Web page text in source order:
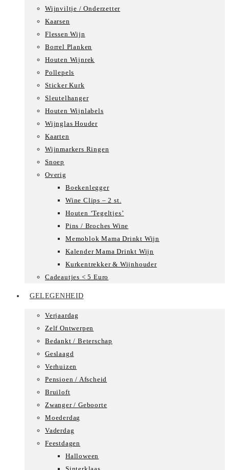
Wijnviltje / Onderzetter
Kaarsen
Flessen Wijn
Borrel Planken
Houten Wijnrek
Pollepels
Sticker Kurk
Sleutelhanger
Houten Wijnlabels
Wijnglas Houder
Kaarten
Wijnmarkers Ringen
Snoep
Overig
Boekenlegger
Wine Clips – 2 st.
Houten ‘Tegeltjes’
Pins / Broches Wine
Memoblok Mama Drinkt Wijn
Kalender Mama Drinkt Wijn
Kurkentrekker & Wijnhouder
Cadeautjes < 5 Euro
GELEGENHEID
Verjaardag
Zelf Ontwerpen
Bedankt / Beterschap
Geslaagd
Verhuizen
Pensioen / Afscheid
Bruiloft
Zwanger / Geboorte
Moederdag
Vaderdag
Feestdagen
Halloween